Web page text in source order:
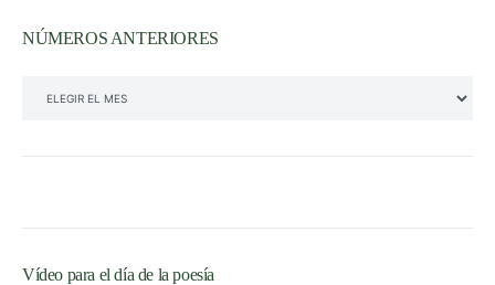
NÚMEROS ANTERIORES
Vídeo para el día de la poesía